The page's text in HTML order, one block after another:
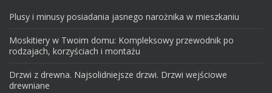
Plusy i minusy posiadania jasnego narożnika w mieszkaniu
Moskitiery w Twoim domu: Kompleksowy przewodnik po
rodzajach, korzyściach i montażu
Drzwi z drewna. Najsolidniejsze drzwi. Drzwi wejściowe
drewniane